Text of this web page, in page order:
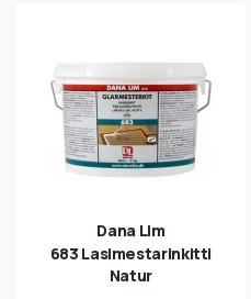
Dana Lim
683 Lasimestarinkitti
Natur